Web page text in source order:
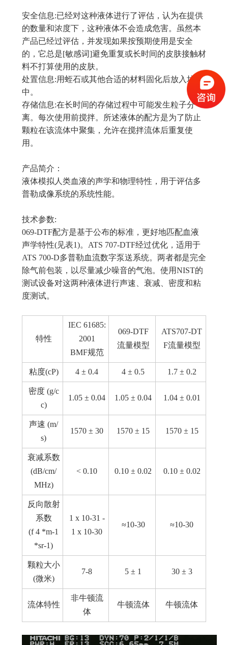
安全信息:已经对这种液体进行了评估，认为在提供
的数量和浓度下，这种液体不会造成危害。虽然本
产品已经过评估，并发现如果按预期使用是安全
的，它总是[敏感词]避免重复或长时间的皮肤接触材
料不打算使用的皮肤。
处置信息:用蛭石或其他合适的材料固化后放入垃圾
中。
存储信息:在长时间的存储过程中可能发生粒子分
离。每次使用前搅拌。所述液体的配方是为了防止
颗粒在该流体中聚集，允许在搅拌流体后重复使
用。
产品简介：
液体模拟人类血液的声学和物理特性，用于评估多
普勒成像系统的系统性能。
技术参数:
069-DTF配方是基于公布的标准，更好地匹配血液
声学特性(见表1)。ATS 707-DTF经过优化，适用于
ATS 700-D多普勒血流数字泵送系统。两者都是完全
除气前包装，以尽量减少噪音的气泡。使用NIST的
测试设备对这两种液体进行声速、衰减、密度和粘
度测试。
特性
IEC 61685:
2001
BMF规范
069-DTF
流量模型
ATS707-DT
F流量模型
粘度(cP) 4 ± 0.4 4 ± 0.5 1.7 ± 0.2
密度 (g/c
c)
1.05 ± 0.04 1.05 ± 0.04 1.04 ± 0.01
声速 (m/
s)
1570 ± 30 1570 ± 15 1570 ± 15
衰减系数
(dB/cm/
MHz)
< 0.10 0.10 ± 0.02 0.10 ± 0.02
反向散射
系数
(f 4 *m-1
*sr-1)
1 x 10-31 -
1 x 10-30
≈10-30 ≈10-30
颗粒大小
(微米)
7-8 5 ± 1 30 ± 3
流体特性
非牛顿流
体
牛顿流体 牛顿流体